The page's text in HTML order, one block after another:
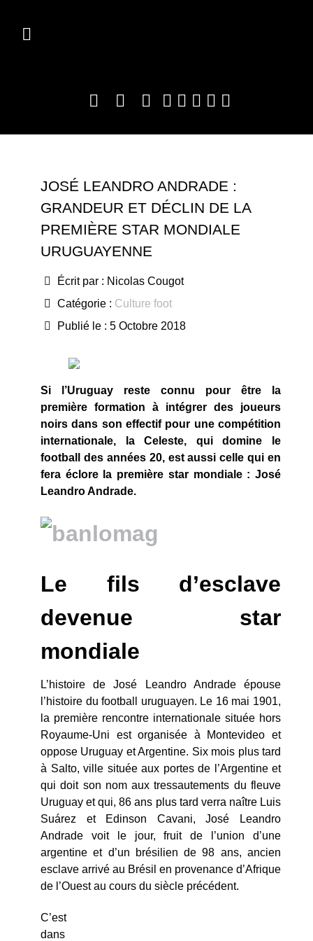
JOSÉ LEANDRO ANDRADE :
GRANDEUR ET DÉCLIN DE LA
PREMIÈRE STAR MONDIALE
URUGUAYENNE
Écrit par : Nicolas Cougot
Catégorie : Culture foot
Publié le : 5 Octobre 2018
Si l’Uruguay reste connu pour être la
première formation à intégrer des joueurs
noirs dans son effectif pour une compétition
internationale, la Celeste, qui domine le
football des années 20, est aussi celle qui en
fera éclore la première star mondiale : José
Leandro Andrade.
Le fils d’esclave
devenue star
mondiale
L’histoire de José Leandro Andrade épouse
l’histoire du football uruguayen. Le 16 mai 1901,
la première rencontre internationale située hors
Royaume-Uni est organisée à Montevideo et
oppose Uruguay et Argentine. Six mois plus tard
à Salto, ville située aux portes de l’Argentine et
qui doit son nom aux tressautements du fleuve
Uruguay et qui, 86 ans plus tard verra naître Luis
Suárez et Edinson Cavani, José Leandro
Andrade voit le jour, fruit de l’union d’une
argentine et d’un brésilien de 98 ans, ancien
esclave arrivé au Brésil en provenance d’Afrique
de l’Ouest au cours du siècle précédent.
C’est
dans